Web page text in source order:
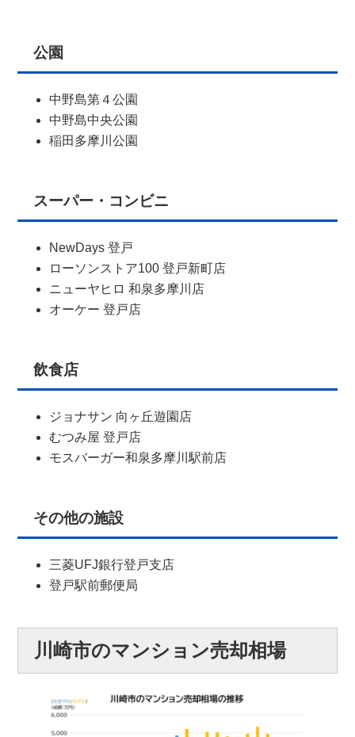
公園
中野島第４公園
中野島中央公園
稲田多摩川公園
スーパー・コンビニ
NewDays 登戸
ローソンストア100 登戸新町店
ニューヤヒロ 和泉多摩川店
オーケー 登戸店
飲食店
ジョナサン 向ヶ丘遊園店
むつみ屋 登戸店
モスバーガー和泉多摩川駅前店
その他の施設
三菱UFJ銀行登戸支店
登戸駅前郵便局
川崎市のマンション売却相場